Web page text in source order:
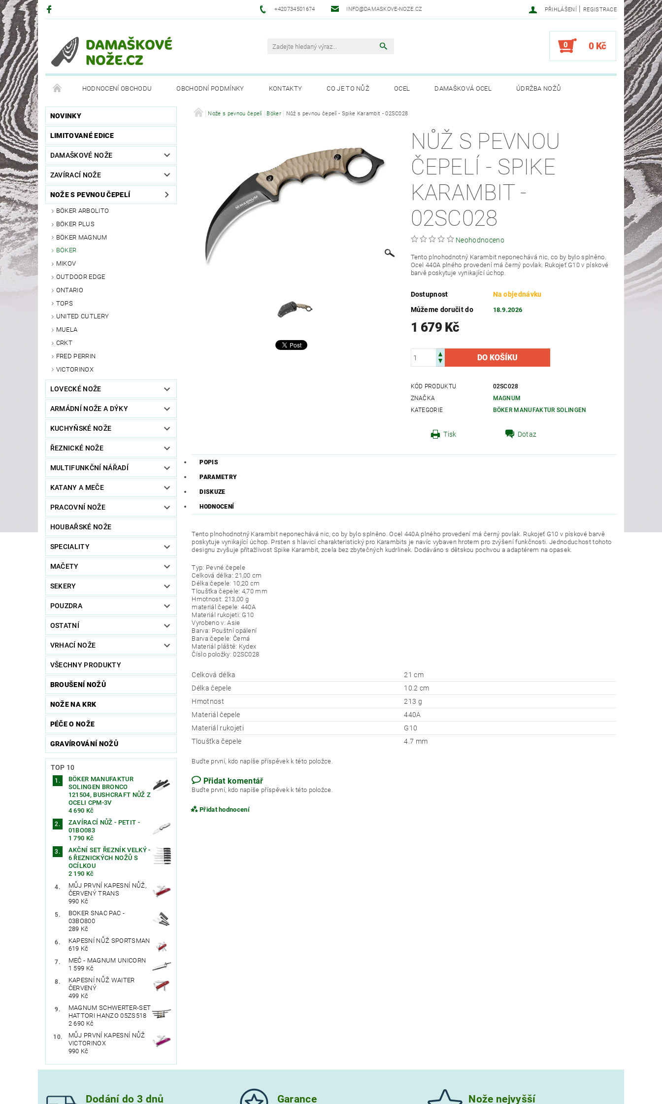
+420734501674 INFO@DAMASKOVE-NOZE.CZ PŘIHLÁŠENÍ | REGISTRACE
0 0 Kč
HODNOCENÍ OBCHODU OBCHODNÍ PODMÍNKY KONTAKTY CO JE TO NŮŽ OCEL DAMAŠKOVÁ OCEL ÚDRŽBA NOŽŮ
DRUHY OCELÍ BÖKEROVA MANUFAKTURA SOLINGEN
NOVINKY
LIMITOVANÉ EDICE
DAMAŠKOVÉ NOŽE
ZAVÍRACÍ NOŽE
NOŽE S PEVNOU ČEPELÍ
BÖKER ARBOLITO
BÖKER PLUS
BÖKER MAGNUM
BÖKER
MIKOV
OUTDOOR EDGE
ONTARIO
TOPS
UNITED CUTLERY
MUELA
CRKT
FRED PERRIN
VICTORINOX
LOVECKÉ NOŽE
ARMÁDNÍ NOŽE A DÝKY
KUCHYŇSKÉ NOŽE
ŘEZNICKÉ NOŽE
MULTIFUNKČNÍ NÁŘADÍ
KATANY A MEČE
PRACOVNÍ NOŽE
HOUBAŘSKÉ NOŽE
SPECIALITY
MAČETY
SEKERY
POUZDRA
OSTATNÍ
VRHACÍ NOŽE
VŠECHNY PRODUKTY
BROUŠENÍ NOŽŮ
NOŽE NA KRK
PÉČE O NOŽE
GRAVÍROVÁNÍ NOŽŮ
TOP 10
BÖKER MANUFAKTUR
SOLINGEN BRONCO
121504, BUSHCRAFT NŮŽ Z
OCELI CPM-3V
4 690 Kč
ZAVÍRACÍ NŮŽ - PETIT -
01BO083
1 790 Kč
AKČNÍ SET ŘEZNÍK VELKÝ -
6 ŘEZNICKÝCH NOŽŮ S
OCÍLKOU
2 190 Kč
MŮJ PRVNÍ KAPESNÍ NŮŽ,
ČERVENÝ TRANS
990 Kč
BOKER SNAC PAC -
03BO800
289 Kč
KAPESNÍ NŮŽ SPORTSMAN
619 Kč
MEČ - MAGNUM UNICORN
1 599 Kč
KAPESNÍ NŮŽ WAITER
ČERVENÝ
499 Kč
MAGNUM SCHWERTER-SET
HATTORI HANZO 05ZS518
2 690 Kč
MŮJ PRVNÍ KAPESNÍ NŮŽ
VICTORINOX
990 Kč
Nože s pevnou čepelí Böker Nůž s pevnou čepelí - Spike Karambit - 02SC028
NŮŽ S PEVNOU
ČEPELÍ - SPIKE
KARAMBIT -
02SC028
Neohodnoceno
Tento plnohodnotný Karambit neponechává nic, co by bylo splněno.
Ocel 440A plného provedení má černý povlak. Rukojeť G10 v pískové
barvě poskytuje vynikající úchop.
Dostupnost
Na objednávku
Můžeme doručit do
18.9.2026
1 679 Kč
KÓD PRODUKTU
02SC028
ZNAČKA
MAGNUM
KATEGORIE
BÖKER MANUFAKTUR SOLINGEN
Tisk Dotaz
POPIS
PARAMETRY
DISKUZE
HODNOCENÍ
Tento plnohodnotný Karambit neponechává nic, co by bylo splněno. Ocel 440A plného provedení má černý povlak. Rukojeť G10 v pískové barvě
poskytuje vynikající úchop. Prsten s hlavicí charakteristický pro Karambits je navíc vybaven hrotem pro zvýšení funkčnosti. Jednoduchost tohoto
designu zvyšuje přitažlivost Spike Karambit, zcela bez zbytečných kudrlinek. Dodáváno s dětskou pochvou a adaptérem na opasek.
Typ: Pevné čepele
Celková délka: 21,00 cm
Délka čepele: 10,20 cm
Tloušťka čepele: 4,70 mm
Hmotnost: 213,00 g
materiál čepele: 440A
Materiál rukojeti: G10
Vyrobeno v: Asie
Barva: Pouštní opálení
Barva čepele: Černá
Materiál pláště: Kydex
Číslo položky: 02SC028
Celková délka
21 cm
Délka čepele
10.2 cm
Hmotnost
213 g
Materiál čepele
440A
Materiál rukojeti
G10
Tloušťka čepele
4.7 mm
Buďte první, kdo napíše příspěvek k této položce.
Přidat komentář
Buďte první, kdo napíše příspěvek k této položce.
Přidat hodnocení
Dodání do 3 dnů Garance Nože nejvyšší